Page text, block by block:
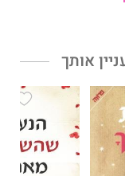
חיים.
אותך